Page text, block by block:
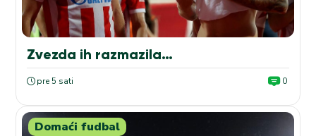
Zvezda ih razmazila…
pre 5 sati 0
Domaći fudbal